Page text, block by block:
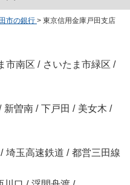
市の銀行 > 東京信用金庫戸田支店
市南区 / さいたま市緑区 /
新曽南 / 下戸田 / 美女木 /
/ 埼玉高速鉄道 / 都営三田線